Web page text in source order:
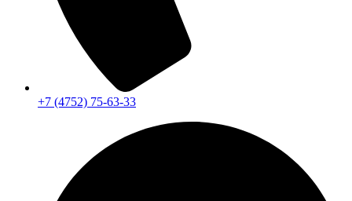
+7 (4752) 75-63-33